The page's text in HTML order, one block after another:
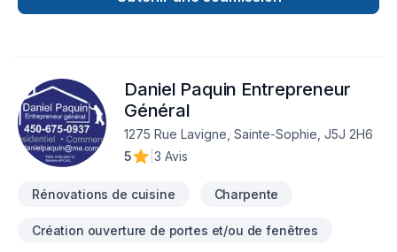
accompagne à chaque étape, avec des conseils sur mesure
d'exception, centré sur vos besoins et vos aspirations.
Daniel Paquin Entrepreneur
Général
1275 Rue Lavigne, Sainte-Sophie, J5J 2H6
5
3 Avis
Rénovations de cuisine Charpente
Création ouverture de portes et/ou de fenêtres